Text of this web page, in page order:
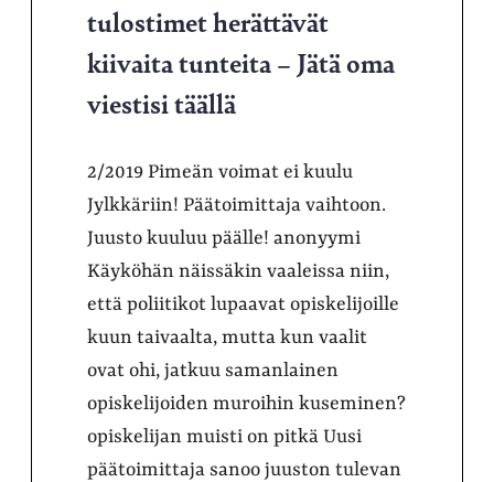
tulostimet herättävät
kiivaita tunteita – Jätä oma
viestisi täällä
2/2019 Pimeän voimat ei kuulu
Jylkkäriin! Päätoimittaja vaihtoon.
Juusto kuuluu päälle! anonyymi
Käyköhän näissäkin vaaleissa niin,
että poliitikot lupaavat opiskelijoille
kuun taivaalta, mutta kun vaalit
ovat ohi, jatkuu samanlainen
opiskelijoiden muroihin kuseminen?
opiskelijan muisti on pitkä Uusi
päätoimittaja sanoo juuston tulevan